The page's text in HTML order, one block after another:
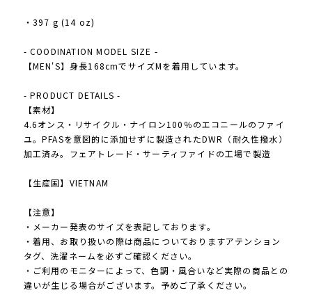
・397 g (14 oz)
- COODINATION MODEL SIZE -
【MEN'S】身長168cmでサイズMを着用しています。
- PRODUCT DETAILS -
【素材】
4.6オンス・リサイクル・ナイロン100％のエコニールのファイ
ユ。PFASを意図的に添加せずに製造されたDWR（耐久性撥水）
加工済み。フェアトレード・サーティファイドの工場で製造
【生産国】VIETNAM
【注意】
・メーカー発表のサイズを表記しております。
・着用、お取り扱いの際は商品についておりますアテンション
タグ、洗濯ネームを必ずご確認ください。
・ご利用のモニターによって、色調・風合いなど実際の商品との
違いが生じる場合がございます。予めご了承ください。